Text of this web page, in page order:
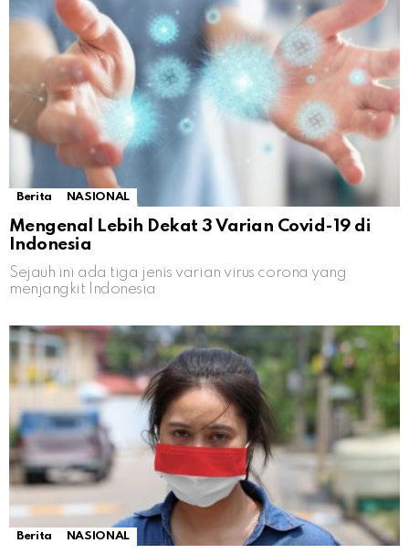
Berita NASIONAL
Mengenal Lebih Dekat 3 Varian Covid-19 di
Indonesia
Sejauh ini ada tiga jenis varian virus corona yang
menjangkit Indonesia
Berita NASIONAL